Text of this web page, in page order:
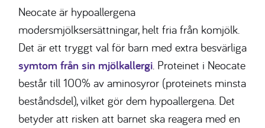
Neocate är hypoallergena
modersmjölksersättningar, helt fria från komjölk.
Det är ett tryggt val för barn med extra besvärliga
symtom från sin mjölkallergi. Proteinet i Neocate
består till 100% av aminosyror (proteinets minsta
beståndsdel), vilket gör dem hypoallergena. Det
betyder att risken att barnet ska reagera med en